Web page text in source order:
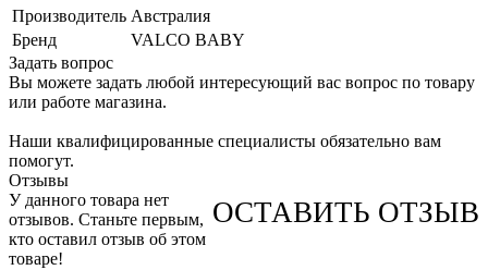
Производитель Австралия
Бренд
VALCO BABY
Задать вопрос
Вы можете задать любой интересующий вас вопрос по товару
или работе магазина.
Наши квалифицированные специалисты обязательно вам
помогут.
Отзывы
ОСТАВИТЬ ОТЗЫВ
У данного товара нет
отзывов. Станьте первым,
кто оставил отзыв об этом
товаре!